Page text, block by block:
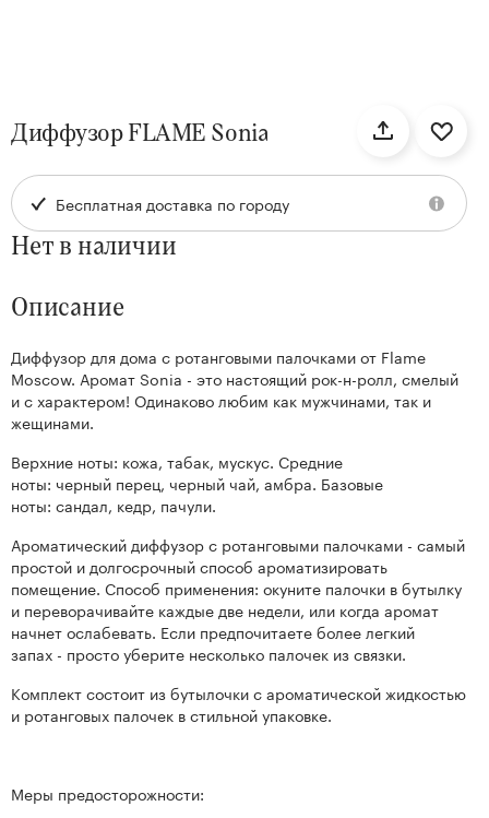
Kenzan
Collection
Диффузор FLAME Sonia
Бесплатная доставка по городу
Нет в наличии
Описание
Диффузор для дома с ротанговыми палочками от Flame
Moscow. Аромат Sonia - это настоящий рок-н-ролл, смелый
и с характером! Одинаково любим как мужчинами, так и
жещинами.
Верхние ноты: кожа, табак, мускус. Средние
ноты: черный перец, черный чай, амбра. Базовые
ноты: сандал, кедр, пачули.
Ароматический диффузор с ротанговыми палочками - самый
простой и долгосрочный способ ароматизировать
помещение. Способ применения: окуните палочки в бутылку
и переворачивайте каждые две недели, или когда аромат
начнет ослабевать. Если предпочитаете более легкий
запах - просто уберите несколько палочек из связки.
Комплект состоит из бутылочки с ароматической жидкостью
и ротанговых палочек в стильной упаковке.
Меры предосторожности: